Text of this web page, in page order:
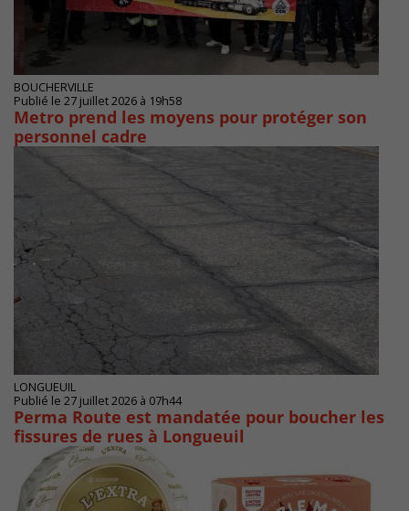
BOUCHERVILLE
Publié le 27 juillet 2026 à 19h58
Metro prend les moyens pour protéger son
personnel cadre
LONGUEUIL
Publié le 27 juillet 2026 à 07h44
Perma Route est mandatée pour boucher les
fissures de rues à Longueuil